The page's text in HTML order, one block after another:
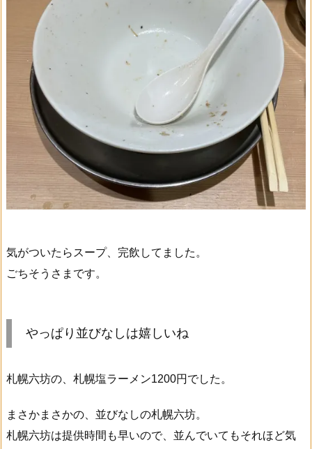
気がついたらスープ、完飲してました。
ごちそうさまです。
やっぱり並びなしは嬉しいね
札幌六坊の、札幌塩ラーメン1200円でした。
まさかまさかの、並びなしの札幌六坊。
札幌六坊は提供時間も早いので、並んでいてもそれほど気